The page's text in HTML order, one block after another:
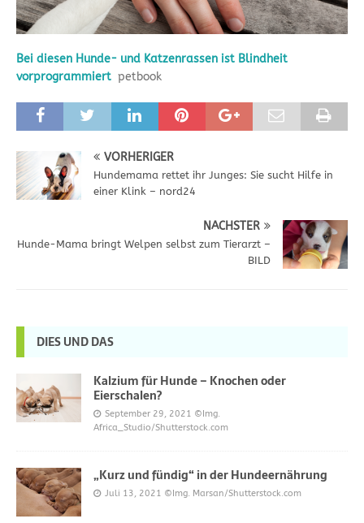
Bei diesen Hunde- und Katzenrassen ist Blindheit
vorprogrammiert petbook
VORHERIGER
Hundemama rettet ihr Junges: Sie sucht Hilfe in
einer Klink – nord24
NÄCHSTER
Hunde-Mama bringt Welpen selbst zum Tierarzt –
BILD
DIES UND DAS
Kalzium für Hunde – Knochen oder
Eierschalen?
September 29, 2021 ©Img.
Africa_Studio/Shutterstock.com
„Kurz und fündig“ in der Hundeernährung
Juli 13, 2021 ©Img. Marsan/Shutterstock.com